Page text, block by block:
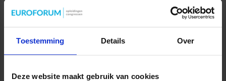
Toestemming Details Over
Deze website maakt gebruik van cookies